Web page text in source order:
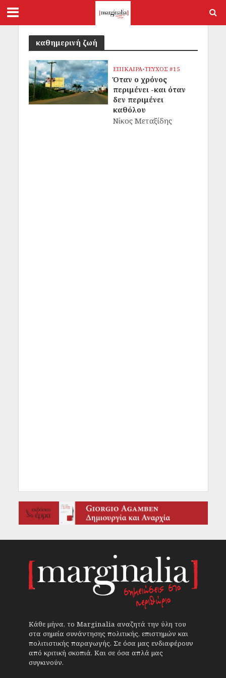
καθημερινή ζωή
ΕΠΙΚΑΙΡΑ•ΤΕΥΧΟΣ #15
Όταν ο χρόνος
περιμένει -και όταν
δεν περιμένει
καθόλου
Νίκος Μεταξίδης
Κάθε μήνα, το Marginalia αναζητά την ύλη του
στα σημεία συνάντησης πολιτικής, επιστημών και
πολιτιστικής παραγωγής. Σε όσα μας ενδιαφέρουν
από κριτική σκοπιά. Και σε όσα απλά μας
συγκινούν.